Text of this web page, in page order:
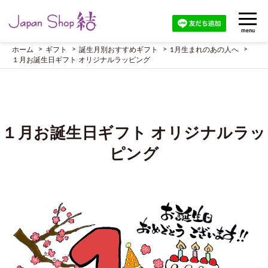
menu
ホーム ギフト 誕生月別おすすめギフト
1月生まれのあの人へ
１月お誕生日ギフト オリジナルラッピング
１月お誕生日ギフト オリジナルラッ
ピング